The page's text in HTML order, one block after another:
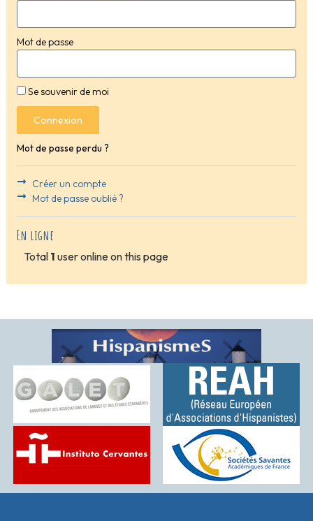
Mot de passe
Se souvenir de moi
Connexion
Mot de passe perdu ?
Créer un compte
Mot de passe oublié ?
En ligne
Total 1 user online on this page